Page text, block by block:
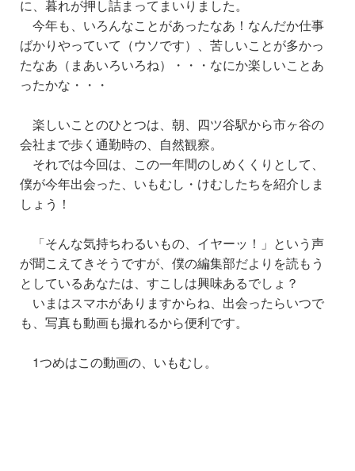
に、暮れが押し詰まってまいりました。
今年も、いろんなことがあったなあ！なんだか仕事
ばかりやっていて（ウソです）、苦しいことが多かっ
たなあ（まあいろいろね）・・・なにか楽しいことあ
ったかな・・・
楽しいことのひとつは、朝、 四ツ谷駅から市ヶ谷の
会社まで歩く通勤時の、 自然観察。
それでは今回は、この一年間のしめくくりとして、
僕が今年出会った、いもむし・けむしたちを紹介しま
しょう！
「そんな気持ちわるいもの、イヤーッ！」という声
が聞こえてきそうですが、僕の編集部だよりを読もう
としているあなたは、すこしは興味あるでしょ？
いまはスマホがありますからね、出会ったらいつで
も、写真も動画も撮れるから便利です。
1つめはこの動画の、いもむし。